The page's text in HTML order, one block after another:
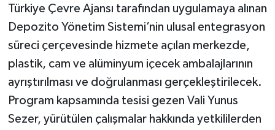
Türkiye Çevre Ajansı tarafından uygulamaya alınan
Depozito Yönetim Sistemi’nin ulusal entegrasyon
süreci çerçevesinde hizmete açılan merkezde,
plastik, cam ve alüminyum içecek ambalajlarının
ayrıştırılması ve doğrulanması gerçekleştirilecek.
Program kapsamında tesisi gezen Vali Yunus
Sezer, yürütülen çalışmalar hakkında yetkililerden